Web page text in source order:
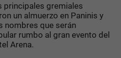
principales gremiales
un almuerzo en Paninis y
nombres que serán
rumbo al gran evento del
Arena.